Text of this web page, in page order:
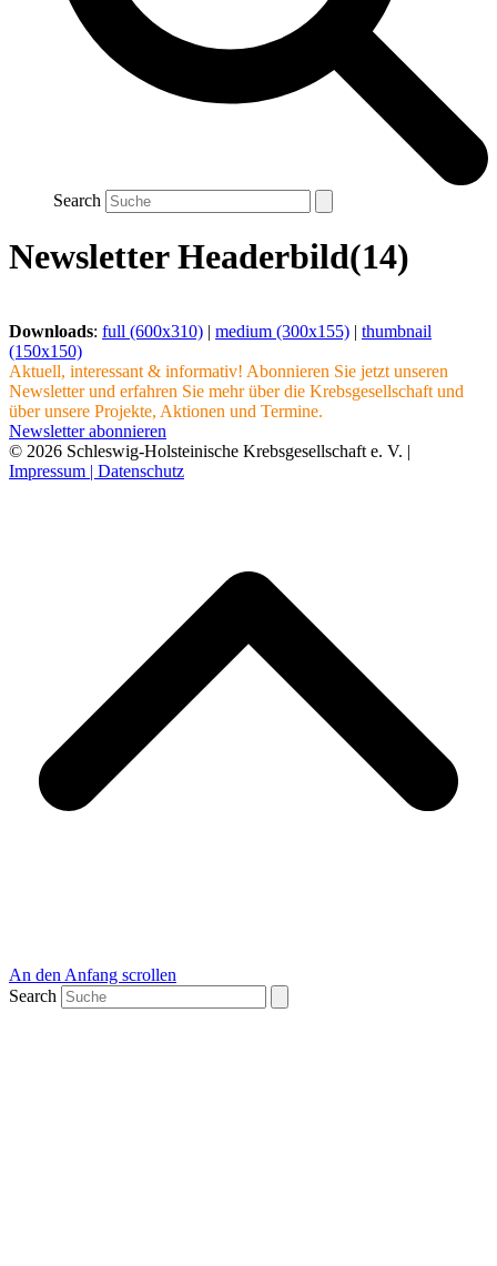
Search
Newsletter Headerbild(14)
Downloads: full (600x310) | medium (300x155) | thumbnail
(150x150)
Aktuell, interessant & informativ! Abonnieren Sie jetzt unseren
Newsletter und erfahren Sie mehr über die Krebsgesellschaft und
über unsere Projekte, Aktionen und Termine.
Newsletter abonnieren
© 2026 Schleswig-Holsteinische Krebsgesellschaft e. V. |
Impressum | Datenschutz
An den Anfang scrollen
Search